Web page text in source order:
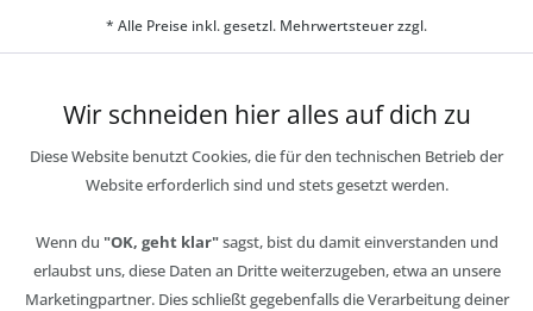
* Alle Preise inkl. gesetzl. Mehrwertsteuer zzgl.
Wir schneiden hier alles auf dich zu
Diese Website benutzt Cookies, die für den technischen Betrieb der
Website erforderlich sind und stets gesetzt werden.
Wenn du "OK, geht klar"sagst, bist du damit einverstanden und
erlaubst uns, diese Daten an Dritte weiterzugeben, etwa an unsere
Marketingpartner. Dies schließt gegebenfalls die Verarbeitung deiner